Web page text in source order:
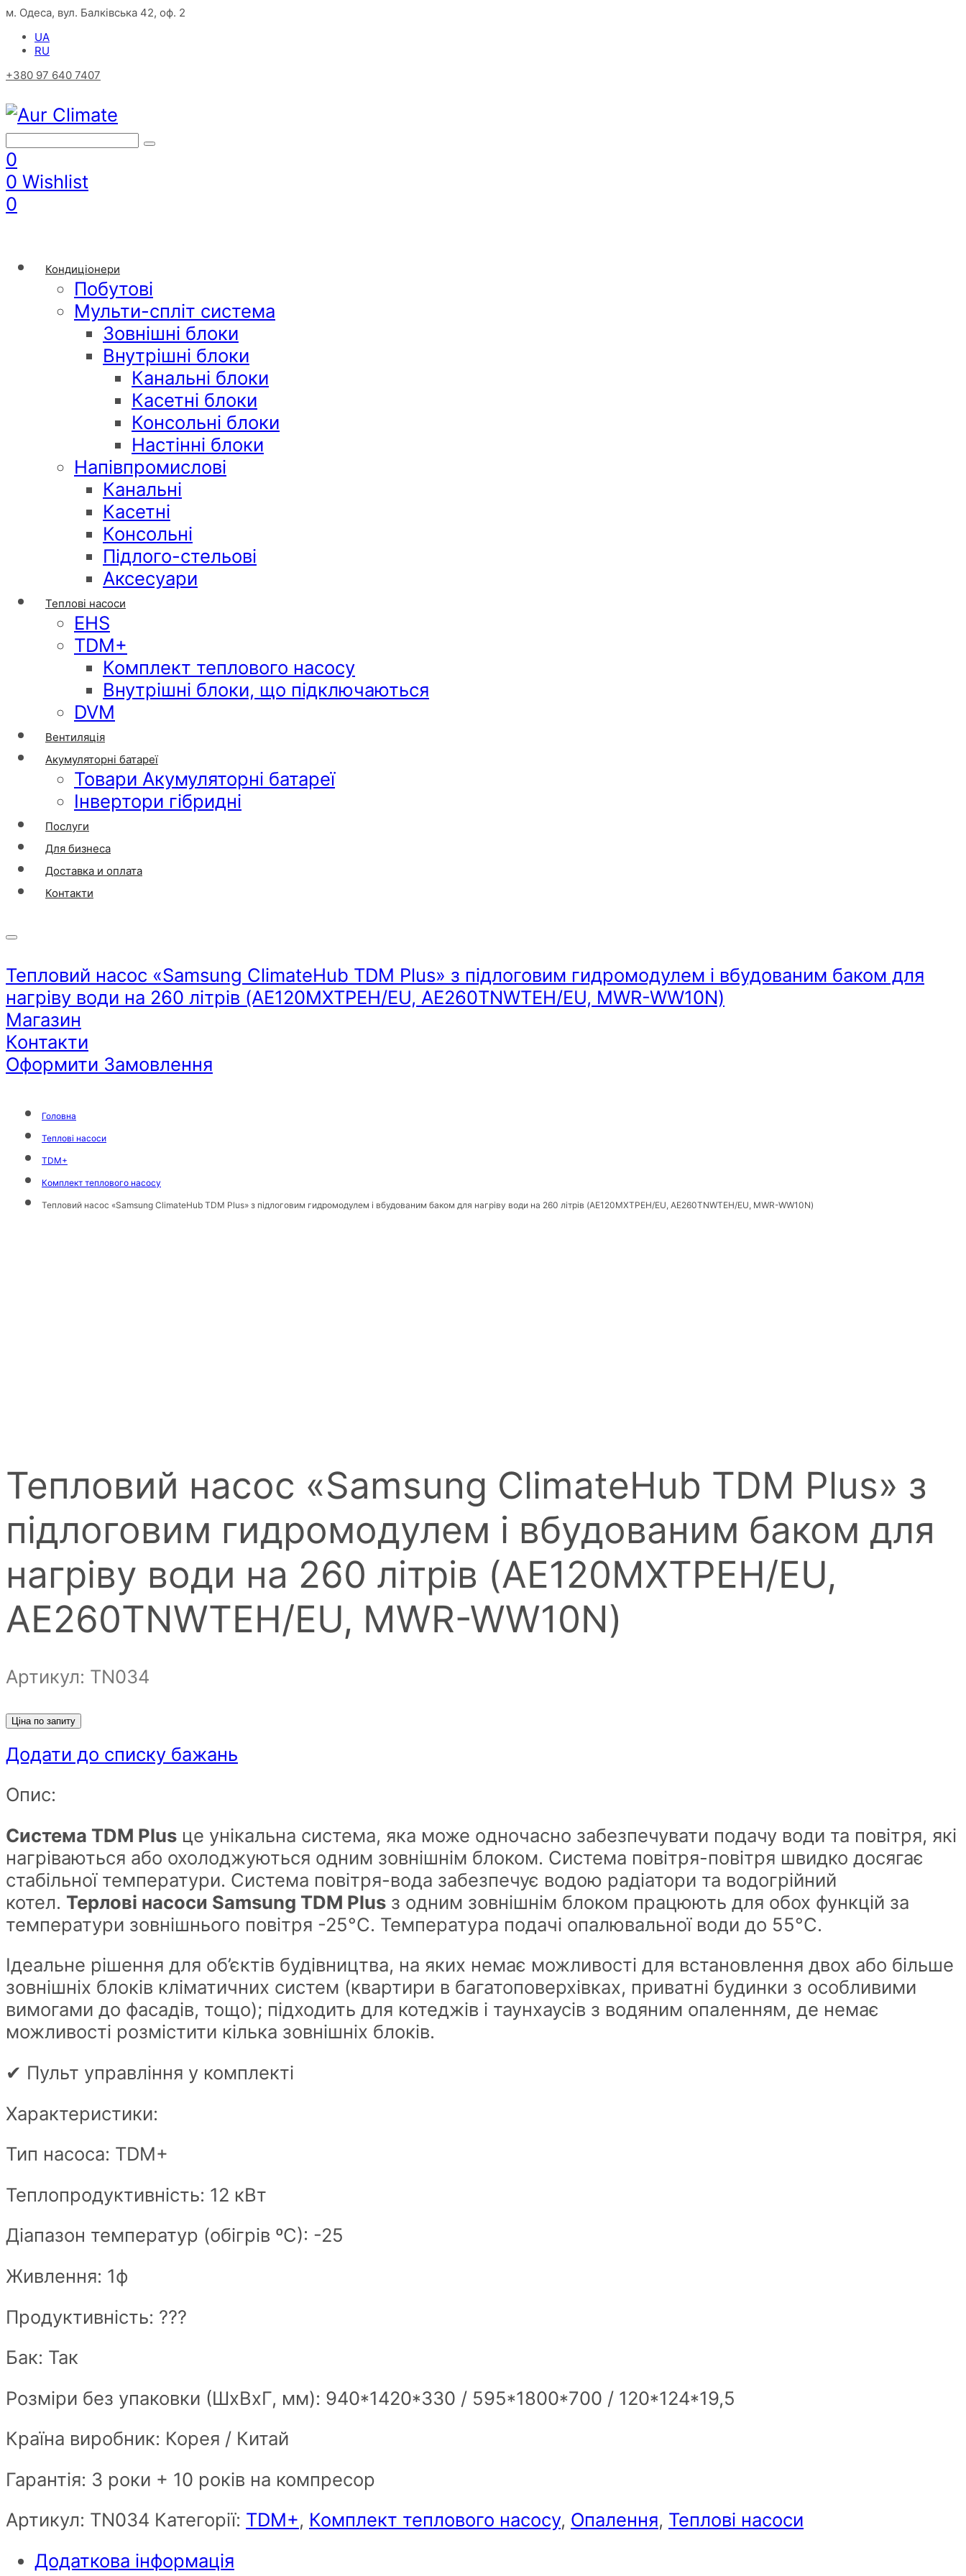
м. Одеса, вул. Балківська 42, оф. 2
UA
RU
+380 97 640 7407
0
0 Wishlist
0
Кондиціонери
Побутові
Мульти-спліт система
Зовнішні блоки
Внутрішні блоки
Канальні блоки
Касетні блоки
Консольні блоки
Настінні блоки
Напівпромислові
Канальні
Касетні
Консольні
Підлого-стельові
Аксесуари
Теплові насоси
EHS
TDM+
Комплект теплового насосу
Внутрішні блоки, що підключаються
DVM
Вентиляція
Акумуляторні батареї
Товари Акумуляторні батареї
Інвертори гібридні
Послуги
Для бизнеса
Доставка и оплата
Контакти
Тепловий насос «Samsung ClimateHub TDM Plus» з підлоговим гидромодулем і вбудованим баком для
нагріву води на 260 літрів (AE120MXTPEH/EU, AE260TNWTEH/EU, MWR-WW10N)
Магазин
Контакти
Оформити Замовлення
Головна
Теплові насоси
TDM+
Комплект теплового насосу
Тепловий насос «Samsung ClimateHub TDM Plus» з підлоговим гидромодулем і вбудованим баком для нагріву води на 260 літрів (AE120MXTPEH/EU, AE260TNWTEH/EU, MWR-WW10N)
Тепловий насос «Samsung ClimateHub TDM Plus» з
підлоговим гидромодулем і вбудованим баком для
нагріву води на 260 літрів (AE120MXTPEH/EU,
AE260TNWTEH/EU, MWR-WW10N)
Артикул: ТN034
Ціна по запиту
Додати до списку бажань
Опис:
Система TDM Plus це унікальна система, яка може одночасно забезпечувати подачу води та повітря, які
нагріваються або охолоджуються одним зовнішнім блоком. Система повітря-повітря швидко досягає
стабільної температури. Система повітря-вода забезпечує водою радіатори та водогрійний
котел. Терлові насоси Samsung TDM Plus з одним зовнішнім блоком працюють для обох функцій за
температури зовнішнього повітря -25°С. Температура подачі опалювальної води до 55°С.
Ідеальне рішення для об’єктів будівництва, на яких немає можливості для встановлення двох або більше
зовнішніх блоків кліматичних систем (квартири в багатоповерхівках, приватні будинки з особливими
вимогами до фасадів, тощо); підходить для котеджів і таунхаусів з водяним опаленням, де немає
можливості розмістити кілька зовнішніх блоків.
✔ Пульт управління у комплекті
Характеристики:
Тип насоса: TDM+
Теплопродуктивність: 12 кВт
Діапазон температур (обігрів ºС): -25
Живлення: 1ф
Продуктивність: ???
Бак: Так
Розміри без упаковки (ШxВxГ, мм): 940*1420*330 / 595*1800*700 / 120*124*19,5
Країна виробник: Корея / Китай
Гарантія: 3 роки + 10 років на компресор
Артикул: ТN034 Категорії: TDM+, Комплект теплового насосу, Опалення, Теплові насоси
Додаткова інформація